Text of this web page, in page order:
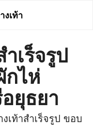
เท้า
เร็จรูป
ไห่
ยุธยา
ท้าสำเร็จรูป ขอบ